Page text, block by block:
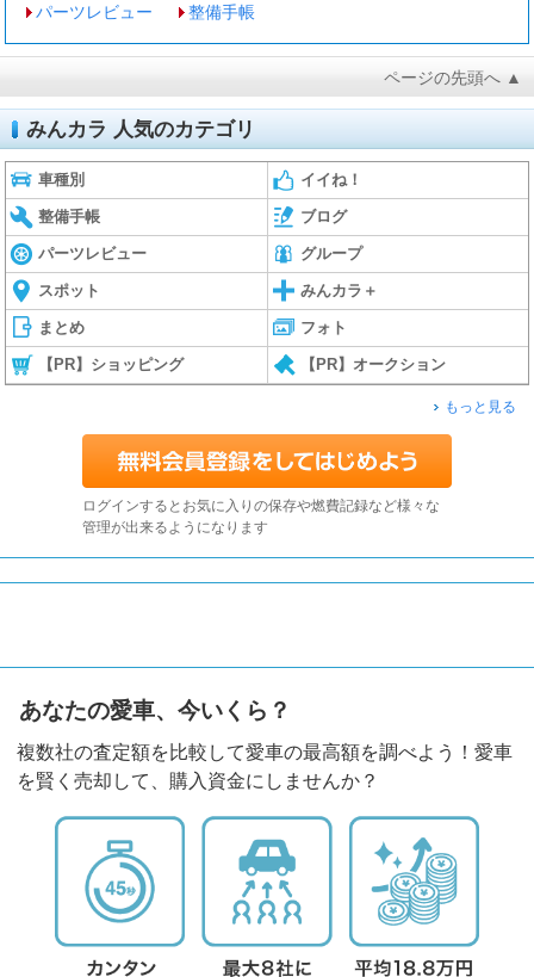
パーツレビュー 整備手帳
ページの先頭へ ▲
みんカラ 人気のカテゴリ
車種別 イイね！
整備手帳 ブログ
パーツレビュー グループ
スポット みんカラ＋
まとめ フォト
【PR】ショッピング 【PR】オークション
もっと見る
ログインするとお気に入りの保存や燃費記録など様々な
管理が出来るようになります
あなたの愛車、今いくら？
複数社の査定額を比較して愛車の最高額を調べよう！愛車
を賢く売却して、購入資金にしませんか？